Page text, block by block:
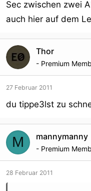
Sec zwischen zwei
auch hier auf dem
Thor
- Premium
27 Februar 2011
du tippe3lst zu
M mannymanny
- Premium
28 Februar 2011